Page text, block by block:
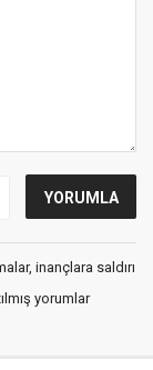
inançlara saldırı
yorumlar